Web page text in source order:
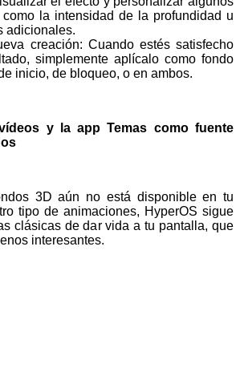
como la intensidad de la profundidad u
adicionales.
creación: Cuando estés satisfecho
simplemente aplícalo como fondo
inicio, de bloqueo, o en ambos.
y la app Temas como fuente
3D aún no está disponible en tu
tipo de animaciones, HyperOS sigue
clásicas de dar vida a tu pantalla, que
interesantes.